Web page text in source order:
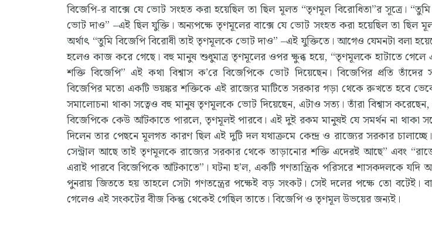
বিজেপি-র বাক্সে যে ভোট সংহত করা হয়েছিল তা ছিল মূলত “তৃণমূল বিরোধিতা”র সূত্রে।
ভোট দাও” –এই ছিল যুক্তি। অন্যপক্ষে তৃণমূলের বাক্সে যে ভোট সংহত করা হয়েছিল তা ছিল
অর্থাৎ “তুমি বিজেপি বিরোধী তাই তৃণমূলকে ভোট দাও” –এই যুক্তিতে। আগেও যেমনটা বলা
হলেও কাজ করে গেছে। বহু মানুষ শুধুমাত্র তৃণমূলের ওপর ক্ষুব্ধ হয়ে, “তৃণমূলকে হাটাতে গেলে
শক্তি বিজেপি” এই কথা বিশ্বাস ক’রে বিজেপিকে ভোট দিয়েছেন। বিজেপির প্রতি তাঁদের
বিজেপির মতো একটি ভয়ঙ্কর শক্তিকে এই রাজ্যের মাটিতে সরকার গড়া থেকে রুখতে হবে
সমালোচনা থাকা সত্বেও বহু মানুষ তৃণমূলকে ভোট দিয়েছেন, এটাও সত্য। তাঁরা বিশ্বাস
বিজেপিকে কেউ আঁটকাতে পারলে, তৃণমূলই পারবে। এই দুই রকম মানুষই যে সমর্থন না থাকা
দিলেন তার পেছনে মূলগত কারণ ছিল এই দুটি দল যথাক্রমে কেন্দ্র ও রাজ্যের সরকার
সেন্ট্রাল আছে তাই তৃণমূলকে রাজ্যের সরকার থেকে তাড়ানোর শক্তি এদেরই আছে” এবং
এরাই পারবে বিজেপিকে আঁটকাতে”। ঘটনা হ’ল, একটি গণতান্ত্রিক পরিসরে শাসকদলকে যদি
পুনরায় জিততে হয় তাহলে সেটা গণতন্ত্রের পক্ষেই বড় সংকট। সেই দলের পক্ষে তো বটেই।
গেলেও এই সংকটের বীজ কিন্তু থেকেই গেছিল তাতে। বিজেপি ও তৃণমূল উভয়ের জন্যই।